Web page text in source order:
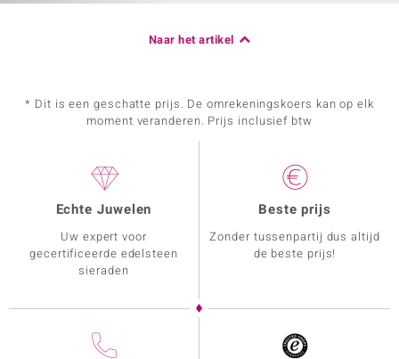
Naar het artikel
* Dit is een geschatte prijs. De omrekeningskoers kan op elk
moment veranderen. Prijs inclusief btw
Echte Juwelen
Uw expert voor
gecertificeerde edelsteen
sieraden
Beste prijs
Zonder tussenpartij dus altijd
de beste prijs!